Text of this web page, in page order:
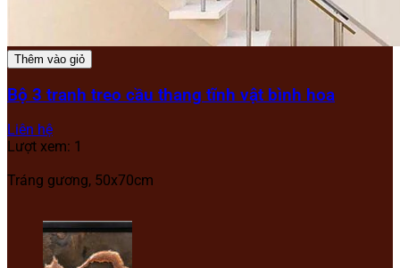
Thêm vào giỏ
Bộ 3 tranh treo cầu thang tĩnh vật bình hoa
Liên hệ
Lượt xem: 1
Tráng gương, 50x70cm